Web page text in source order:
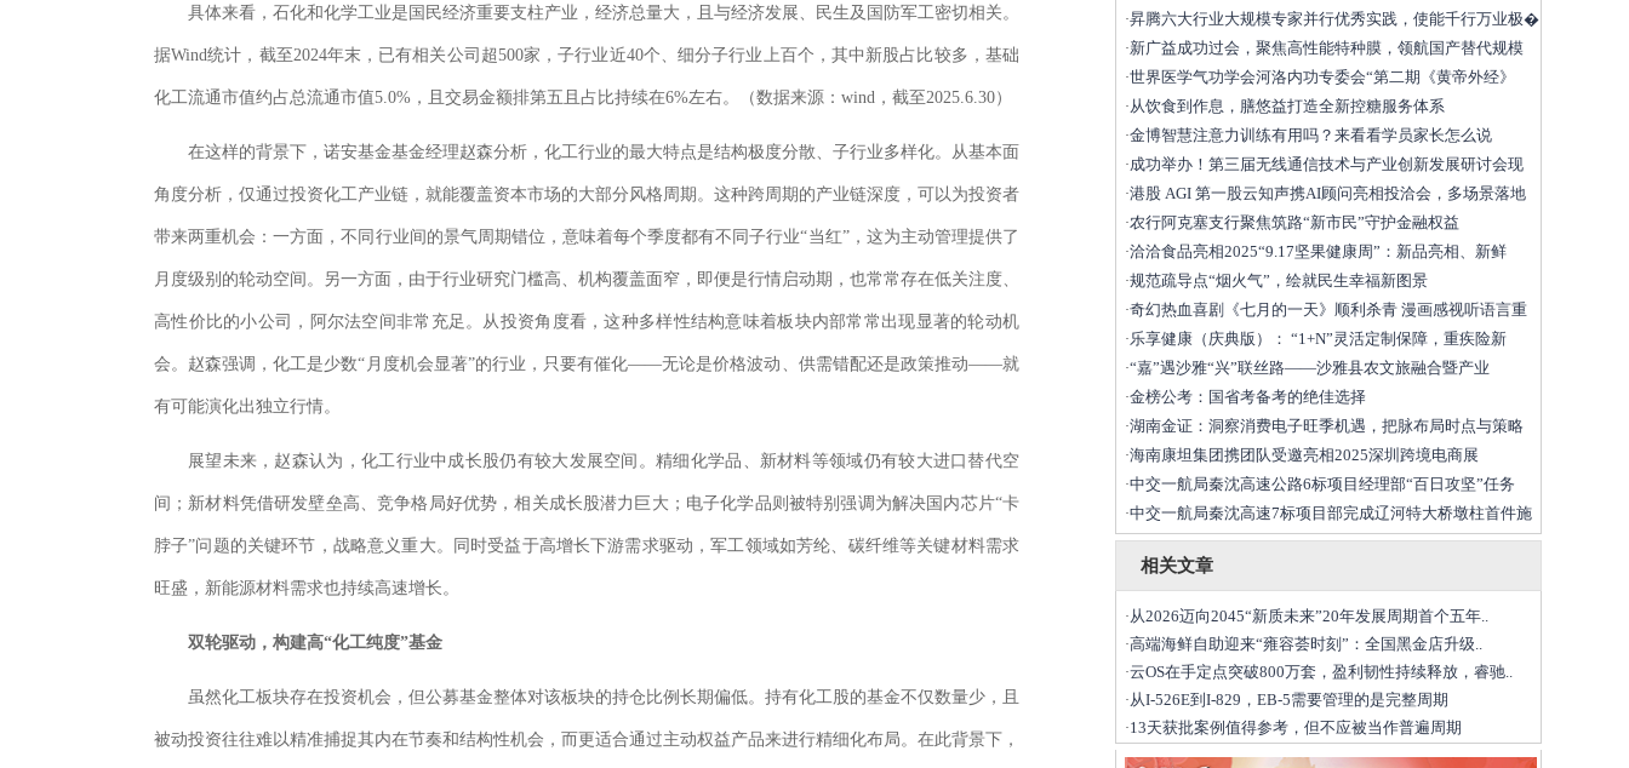
具体来看，石化和化学工业是国民经济重要支柱产业，经济总量大，且与经济发展、民生及国防军工密切相关。
据Wind统计，截至2024年末，已有相关公司超500家，子行业近40个、细分子行业上百个，其中新股占比较多，基础
化工流通市值约占总流通市值5.0%，且交易金额排第五且占比持续在6%左右。（数据来源：wind，截至2025.6.30）
在这样的背景下，诺安基金基金经理赵森分析，化工行业的最大特点是结构极度分散、子行业多样化。从基本面
角度分析，仅通过投资化工产业链，就能覆盖资本市场的大部分风格周期。这种跨周期的产业链深度，可以为投资者
带来两重机会：一方面，不同行业间的景气周期错位，意味着每个季度都有不同子行业“当红”，这为主动管理提供了
月度级别的轮动空间。另一方面，由于行业研究门槛高、机构覆盖面窄，即便是行情启动期，也常常存在低关注度、
高性价比的小公司，阿尔法空间非常充足。从投资角度看，这种多样性结构意味着板块内部常常出现显著的轮动机
会。赵森强调，化工是少数“月度机会显著”的行业，只要有催化——无论是价格波动、供需错配还是政策推动——就
有可能演化出独立行情。
展望未来，赵森认为，化工行业中成长股仍有较大发展空间。精细化学品、新材料等领域仍有较大进口替代空
间；新材料凭借研发壁垒高、竞争格局好优势，相关成长股潜力巨大；电子化学品则被特别强调为解决国内芯片“卡
脖子”问题的关键环节，战略意义重大。同时受益于高增长下游需求驱动，军工领域如芳纶、碳纤维等关键材料需求
旺盛，新能源材料需求也持续高速增长。
双轮驱动，构建高“化工纯度”基金
虽然化工板块存在投资机会，但公募基金整体对该板块的持仓比例长期偏低。持有化工股的基金不仅数量少，且
被动投资往往难以精准捕捉其内在节奏和结构性机会，而更适合通过主动权益产品来进行精细化布局。在此背景下，
·昇腾六大行业大规模专家并行优秀实践，使能千行万业极�
·新广益成功过会，聚焦高性能特种膜，领航国产替代规模
·世界医学气功学会河洛内功专委会“第二期《黄帝外经》
·从饮食到作息，膳悠益打造全新控糖服务体系
·金博智慧注意力训练有用吗？来看看学员家长怎么说
·成功举办！第三届无线通信技术与产业创新发展研讨会现
·港股 AGI 第一股云知声携AI顾问亮相投洽会，多场景落地
·农行阿克塞支行聚焦筑路“新市民”守护金融权益
·洽洽食品亮相2025“9.17坚果健康周”：新品亮相、新鲜
·规范疏导点“烟火气”，绘就民生幸福新图景
·奇幻热血喜剧《七月的一天》顺利杀青 漫画感视听语言重
·乐享健康（庆典版）： “1+N”灵活定制保障，重疾险新
·“嘉”遇沙雅“兴”联丝路——沙雅县农文旅融合暨产业
·金榜公考：国省考备考的绝佳选择
·湖南金证：洞察消费电子旺季机遇，把脉布局时点与策略
·海南康坦集团携团队受邀亮相2025深圳跨境电商展
·中交一航局秦沈高速公路6标项目经理部“百日攻坚”任务
·中交一航局秦沈高速7标项目部完成辽河特大桥墩柱首件施
相关文章
·从2026迈向2045“新质未来”20年发展周期首个五年..
·高端海鲜自助迎来“雍容荟时刻”：全国黑金店升级..
·云OS在手定点突破800万套，盈利韧性持续释放，睿驰..
·从I-526E到I-829，EB-5需要管理的是完整周期
·13天获批案例值得参考，但不应被当作普遍周期